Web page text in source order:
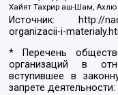
Хайят Тахрир аш-Шам,
Источник:
http://
organizacii-i-
* Перечень
организаций в
вступившее в
запрете деятельности: